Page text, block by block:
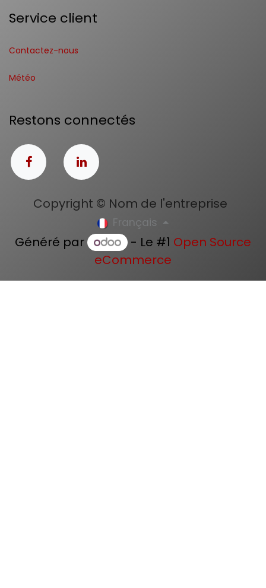
Service client
Contactez-nous
Météo
Restons connectés
Copyright © Nom de l'entreprise
Français
Généré par - Le #1 Open Source
eCommerce